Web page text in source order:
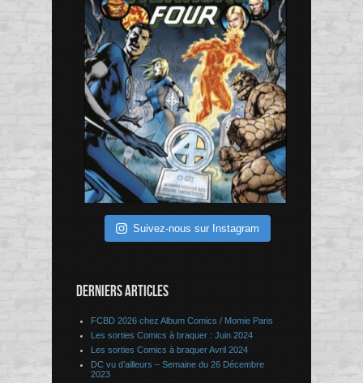
Suivez-nous sur Instagram
DERNIERS ARTICLES
FCBD 2026 chez Album Comics / Momie Paris
Les sorties Comics à braquer : Juin 2024
Les sorties Comics à braquer Avril 2024
DC vu d’ailleurs – Semaine du 26 Décembre
2023